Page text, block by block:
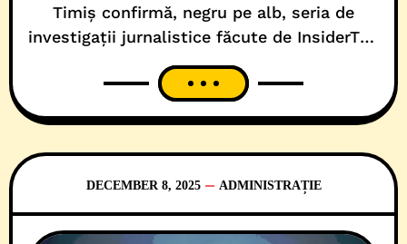
Timiș confirmă, negru pe alb, seria de
investigații jurnalistice făcute de InsiderTM,
referitoare la practicile pestilențiale și
protecția instituțională de care s-a
bucurat RETIM ECOLOGIC SERVICE S.A, în
umbrela grupului german RER-RWE (50%)
și Consiliul Local Timișoara (50%), se joacă
DECEMBER 8, 2025 ADMINISTRAȚIE